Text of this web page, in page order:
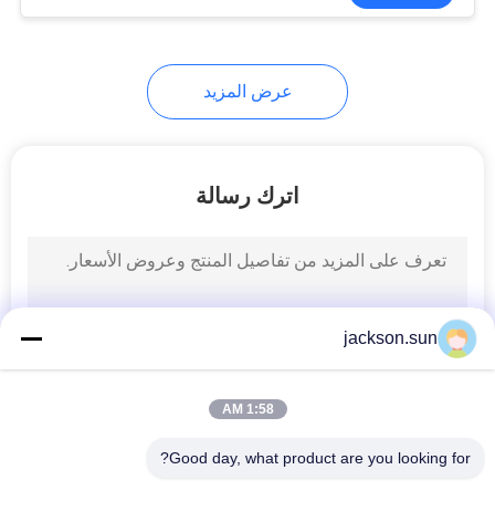
عرض المزيد
اترك رسالة
jackson.sun
1:58 AM
Good day, what product are you looking for?